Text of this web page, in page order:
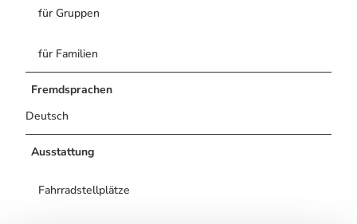
für Gruppen
für Familien
Fremdsprachen
Deutsch
Ausstattung
Fahrradstellplätze